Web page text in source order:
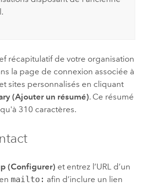
récapitulatif de votre organisation
la page de connexion associée à
sites personnalisés en cliquant
(Ajouter un résumé). Ce résumé
310 caractères.
(Configurer) et entrez l’URL d’un
mailto: afin d’inclure un lien